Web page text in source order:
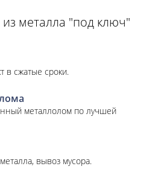
металла "под ключ"
в сжатые сроки.
металлолом по лучшей
вывоз мусора.